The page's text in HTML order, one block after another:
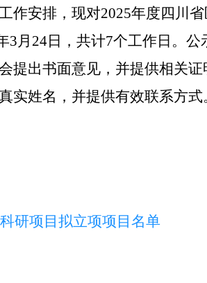
作安排，现对2025年度四川
3月24日，共计7个工作日。
提出书面意见，并提供相关
姓名，并提供有效联系方式
科研项目拟立项项目名单